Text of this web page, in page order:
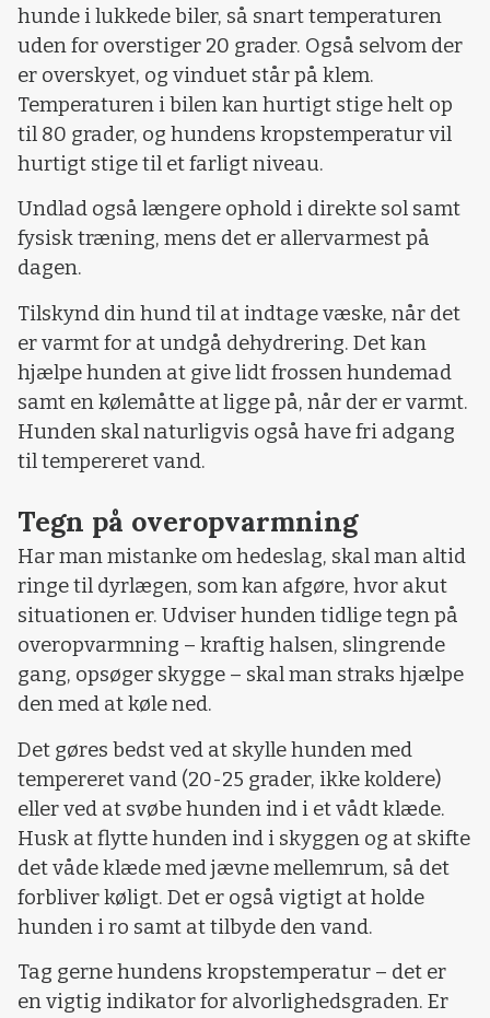
hunde i lukkede biler, så snart temperaturen
uden for overstiger 20 grader. Også selvom der
er overskyet, og vinduet står på klem.
Temperaturen i bilen kan hurtigt stige helt op
til 80 grader, og hundens kropstemperatur vil
hurtigt stige til et farligt niveau.
Undlad også længere ophold i direkte sol samt
fysisk træning, mens det er allervarmest på
dagen.
Tilskynd din hund til at indtage væske, når det
er varmt for at undgå dehydrering. Det kan
hjælpe hunden at give lidt frossen hundemad
samt en kølemåtte at ligge på, når der er varmt.
Hunden skal naturligvis også have fri adgang
til tempereret vand.
Tegn på overopvarmning
Har man mistanke om hedeslag, skal man altid
ringe til dyrlægen, som kan afgøre, hvor akut
situationen er. Udviser hunden tidlige tegn på
overopvarmning – kraftig halsen, slingrende
gang, opsøger skygge – skal man straks hjælpe
den med at køle ned.
Det gøres bedst ved at skylle hunden med
tempereret vand (20-25 grader, ikke koldere)
eller ved at svøbe hunden ind i et vådt klæde.
Husk at flytte hunden ind i skyggen og at skifte
det våde klæde med jævne mellemrum, så det
forbliver køligt. Det er også vigtigt at holde
hunden i ro samt at tilbyde den vand.
Tag gerne hundens kropstemperatur – det er
en vigtig indikator for alvorlighedsgraden. Er